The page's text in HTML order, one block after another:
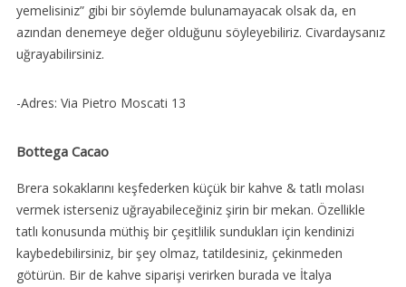
yemelisiniz” gibi bir söylemde bulunamayacak olsak da, en
azından denemeye değer olduğunu söyleyebiliriz. Civardaysanız
uğrayabilirsiniz.
-Adres: Via Pietro Moscati 13
Bottega Cacao
Brera sokaklarını keşfederken küçük bir kahve & tatlı molası
vermek isterseniz uğrayabileceğiniz şirin bir mekan. Özellikle
tatlı konusunda müthiş bir çeşitlilik sundukları için kendinizi
kaybedebilirsiniz, bir şey olmaz, tatildesiniz, çekinmeden
götürün. Bir de kahve siparişi verirken burada ve İtalya